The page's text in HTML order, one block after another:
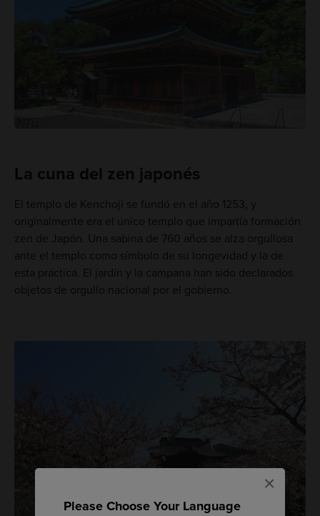
Please Choose Your Language
×
La cuna del zen japonés
El templo de Kenchoji se fundó en el año 1253, y
originalmente era el único templo que impartía formación
zen de Japón. Una sabina de 760 años se alza orgullosa
ante el templo como símbolo de su longevidad y la de
esta práctica. El jardín y la campana han sido declarados
objetos de orgullo nacional por el gobierno.